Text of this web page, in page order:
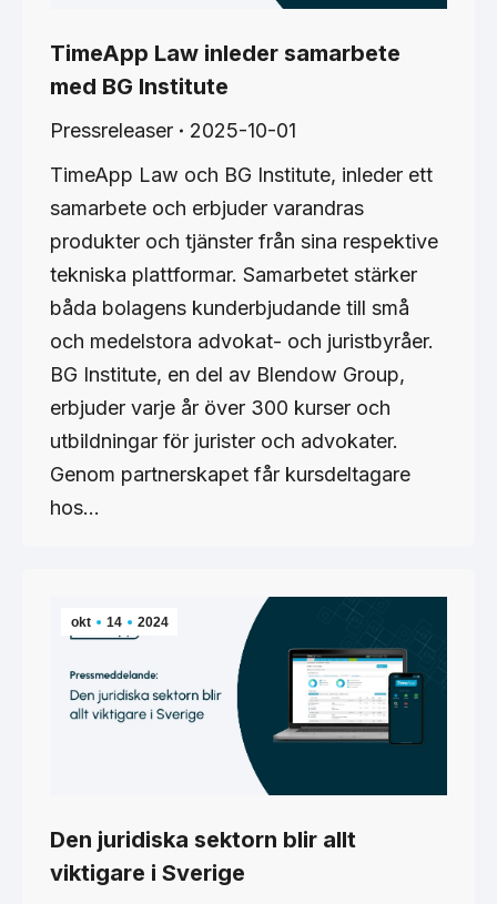
TimeApp Law inleder samarbete
med BG Institute
Pressreleaser
2025-10-01
TimeApp Law och BG Institute, inleder ett
samarbete och erbjuder varandras
produkter och tjänster från sina respektive
tekniska plattformar. Samarbetet stärker
båda bolagens kunderbjudande till små
och medelstora advokat- och juristbyråer.
BG Institute, en del av Blendow Group,
erbjuder varje år över 300 kurser och
utbildningar för jurister och advokater.
Genom partnerskapet får kursdeltagare
hos…
okt 14 2024
Den juridiska sektorn blir allt
viktigare i Sverige